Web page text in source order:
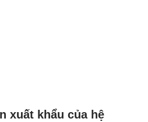
xuất khẩu của hệ